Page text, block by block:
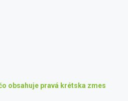
obsahuje pravá krétska zmes